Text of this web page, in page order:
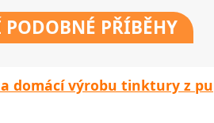
PODOBNÉ PŘÍBĚHY
domácí výrobu tinktury z